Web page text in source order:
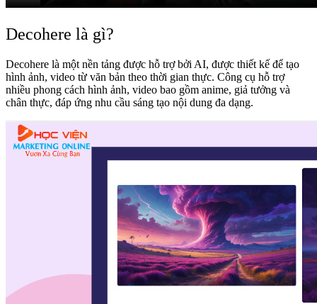
Decohere là gì?
Decohere là một nền tảng được hỗ trợ bởi AI, được thiết kế để tạo
hình ảnh, video từ văn bản theo thời gian thực. Công cụ hỗ trợ
nhiều phong cách hình ảnh, video bao gồm anime, giả tưởng và
chân thực, đáp ứng nhu cầu sáng tạo nội dung đa dạng.